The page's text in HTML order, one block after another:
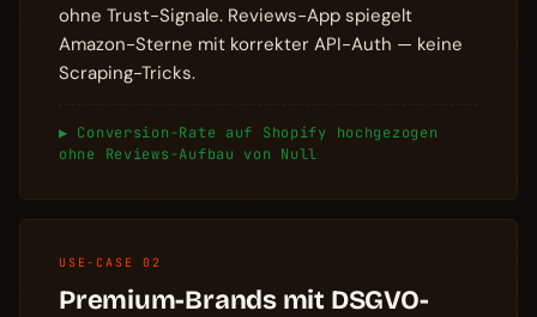
ohne Trust-Signale. Reviews-App spiegelt
Amazon-Sterne mit korrekter API-Auth — keine
Scraping-Tricks.
▶ Conversion-Rate auf Shopify hochgezogen
ohne Reviews-Aufbau von Null
USE-CASE 02
Premium-Brands mit DSGVO-